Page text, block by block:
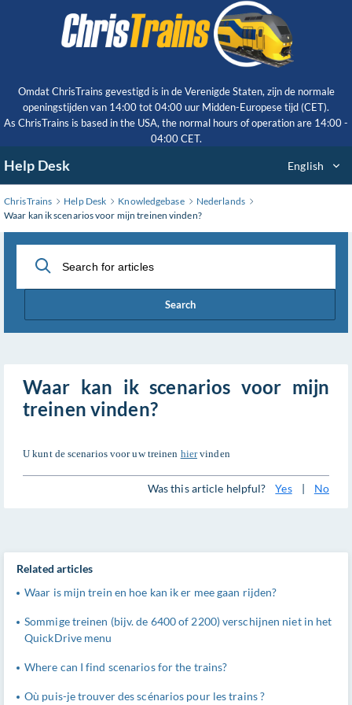
Omdat ChrisTrains gevestigd is in de Verenigde Staten, zijn de normale
openingstijden van 14:00 tot 04:00 uur Midden-Europese tijd (CET).
As ChrisTrains is based in the USA, the normal hours of operation are 14:00 -
04:00 CET.
Help Desk English
ChrisTrains Help Desk Knowledgebase
Nederlands
Waar kan ik scenarios voor mijn treinen vinden?
Search
Waar kan ik scenarios voor mijn
treinen vinden?
U kunt de scenarios voor uw treinen hiervinden
Was this article helpful? Yes | No
Related articles
Waar is mijn trein en hoe kan ik er mee gaan rijden?
Sommige treinen (bijv. de 6400 of 2200) verschijnen niet in het
QuickDrive menu
Where can I find scenarios for the trains?
Où puis-je trouver des scénarios pour les trains ?